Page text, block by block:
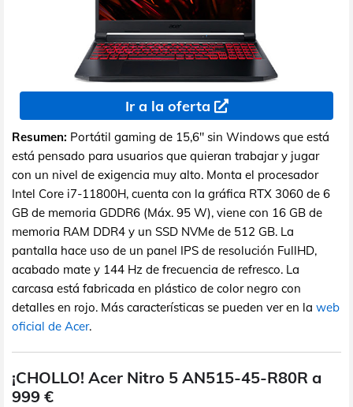
Ir a la oferta
Resumen: Portátil gaming de 15,6" sin Windows que está
está pensado para usuarios que quieran trabajar y jugar
con un nivel de exigencia muy alto. Monta el procesador
Intel Core i7-11800H, cuenta con la gráfica RTX 3060 de 6
GB de memoria GDDR6 (Máx. 95 W), viene con 16 GB de
memoria RAM DDR4 y un SSD NVMe de 512 GB. La
pantalla hace uso de un panel IPS de resolución FullHD,
acabado mate y 144 Hz de frecuencia de refresco. La
carcasa está fabricada en plástico de color negro con
detalles en rojo. Más características se pueden ver en la web
oficial de Acer.
¡CHOLLO! Acer Nitro 5 AN515-45-R80R a
999 €